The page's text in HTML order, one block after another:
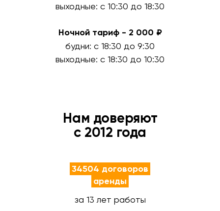
выходные: с 10:30 до 18:30
Ночной тариф - 2 000 ₽
будни: с 18:30 до 9:30
выходные: с 18:30 до 10:30
Нам доверяют
с 2012 года
34504 договоров
аренды
за 13 лет работы